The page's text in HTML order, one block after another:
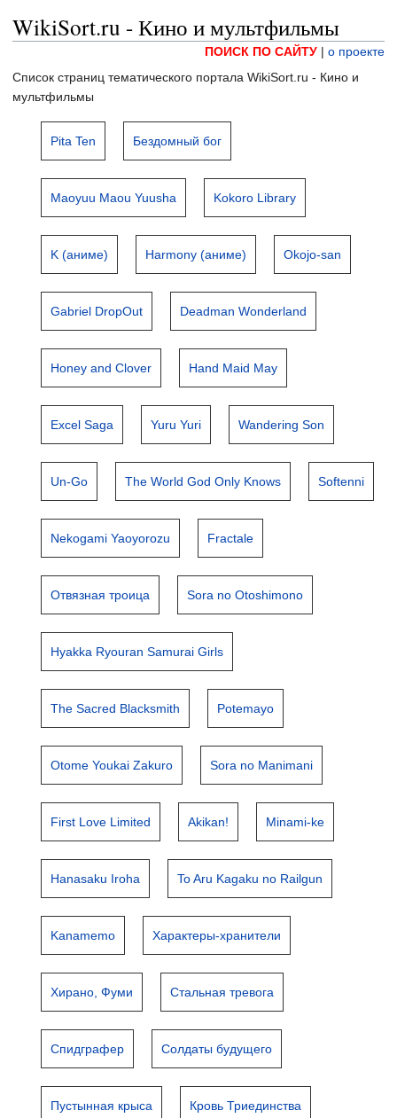
WikiSort.ru - Кино и мультфильмы
ПОИСК ПО САЙТУ | о проекте
Список страниц тематического портала WikiSort.ru - Кино и
мультфильмы
Pita Ten Бездомный бог
Maoyuu Maou Yuusha Kokoro Library
K (аниме) Harmony (аниме) Okojo-san
Gabriel DropOut Deadman Wonderland
Honey and Clover Hand Maid May
Excel Saga Yuru Yuri Wandering Son
Un-Go The World God Only Knows Softenni
Nekogami Yaoyorozu Fractale
Отвязная троица Sora no Otoshimono
Hyakka Ryouran Samurai Girls
The Sacred Blacksmith Potemayo
Otome Youkai Zakuro Sora no Manimani
First Love Limited Akikan! Minami-ke
Hanasaku Iroha To Aru Kagaku no Railgun
Kanamemo Характеры-хранители
Хирано, Фуми Стальная тревога
Спидграфер Солдаты будущего
Пустынная крыса Кровь Триединства